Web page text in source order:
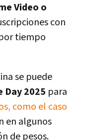
Video o
con
tiempo
se puede
Day 2025 para
como el caso
en algunos
de pesos.